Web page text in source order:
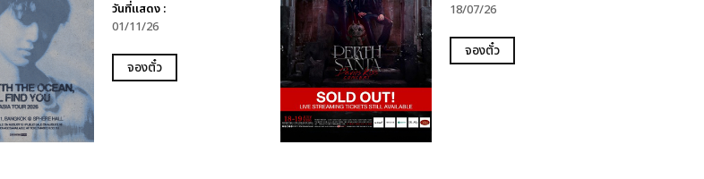
วันที่แสดง :
01/11/26
จองตั๋ว
18/07/26
จองตั๋ว